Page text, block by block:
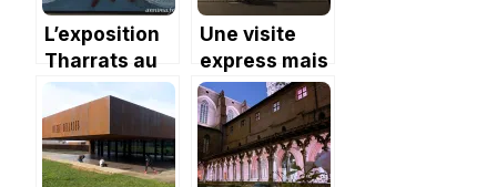
L’exposition
Tharrats au
Musée de
Cadaqués
Une visite
express mais
privée au
Musée
Aéroscopia